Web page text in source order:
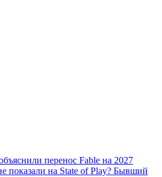
перенос Fable на 2027
показали на State of Play? Бывший